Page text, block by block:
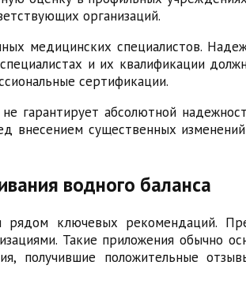
организаций.
медицинских специалистов.
и их квалификации
сертификации.
абсолютной
внесением существенных
водного баланса
ключевых рекомендаций.
Такие приложения обычно
получившие положительные